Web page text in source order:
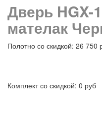
Дверь
мателак
Полотно со скидкой: 26 750
Комплект со скидкой: 0 руб